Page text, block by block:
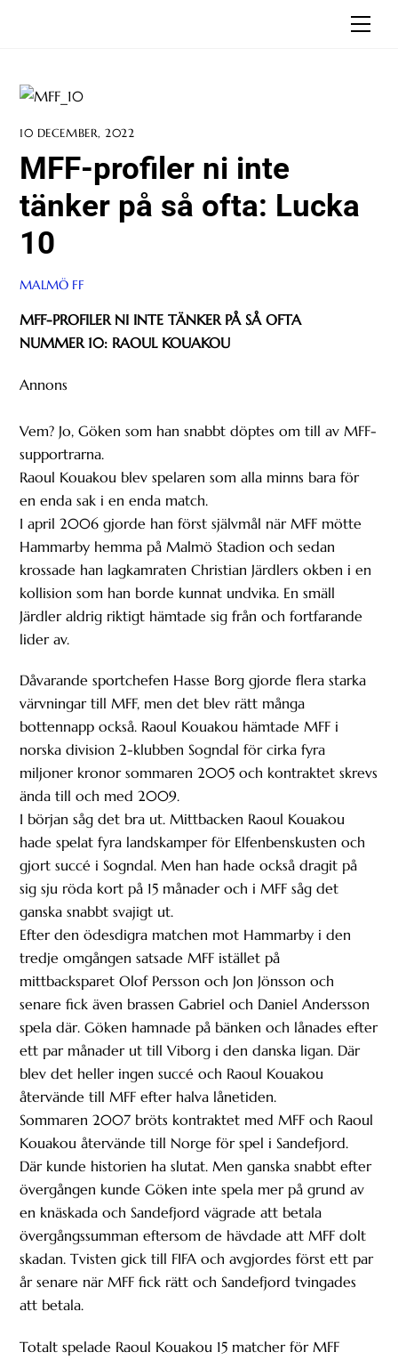
10 DECEMBER, 2022
MFF-profiler ni inte
tänker på så ofta: Lucka
10
MALMÖ FF
MFF-PROFILER NI INTE TÄNKER PÅ SÅ OFTA
NUMMER 10: RAOUL KOUAKOU
Annons
Vem? Jo, Göken som han snabbt döptes om till av MFF-
supportrarna.
Raoul Kouakou blev spelaren som alla minns bara för
en enda sak i en enda match.
I april 2006 gjorde han först självmål när MFF mötte
Hammarby hemma på Malmö Stadion och sedan
krossade han lagkamraten Christian Järdlers okben i en
kollision som han borde kunnat undvika. En smäll
Järdler aldrig riktigt hämtade sig från och fortfarande
lider av.
Dåvarande sportchefen Hasse Borg gjorde flera starka
värvningar till MFF, men det blev rätt många
bottennapp också. Raoul Kouakou hämtade MFF i
norska division 2-klubben Sogndal för cirka fyra
miljoner kronor sommaren 2005 och kontraktet skrevs
ända till och med 2009.
I början såg det bra ut. Mittbacken Raoul Kouakou
hade spelat fyra landskamper för Elfenbenskusten och
gjort succé i Sogndal. Men han hade också dragit på
sig sju röda kort på 15 månader och i MFF såg det
ganska snabbt svajigt ut.
Efter den ödesdigra matchen mot Hammarby i den
tredje omgången satsade MFF istället på
mittbacksparet Olof Persson och Jon Jönsson och
senare fick även brassen Gabriel och Daniel Andersson
spela där. Göken hamnade på bänken och lånades efter
ett par månader ut till Viborg i den danska ligan. Där
blev det heller ingen succé och Raoul Kouakou
återvände till MFF efter halva lånetiden.
Sommaren 2007 bröts kontraktet med MFF och Raoul
Kouakou återvände till Norge för spel i Sandefjord.
Där kunde historien ha slutat. Men ganska snabbt efter
övergången kunde Göken inte spela mer på grund av
en knäskada och Sandefjord vägrade att betala
övergångssumman eftersom de hävdade att MFF dolt
skadan. Tvisten gick till FIFA och avgjordes först ett par
år senare när MFF fick rätt och Sandefjord tvingades
att betala.
Totalt spelade Raoul Kouakou 15 matcher för MFF